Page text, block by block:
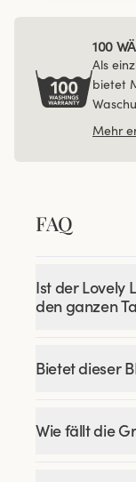
100
Als
bietet
Mehr
FAQ
Ist der Lovely
den ganzen
Bietet dieser
Wie fällt die